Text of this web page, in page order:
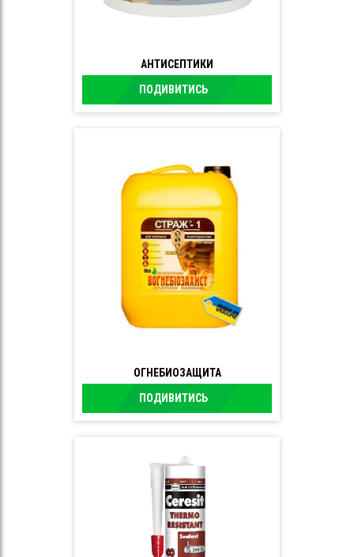
АНТИСЕПТИКИ
ПОДИВИТИСЬ
ОГНЕБИОЗАЩИТА
ПОДИВИТИСЬ